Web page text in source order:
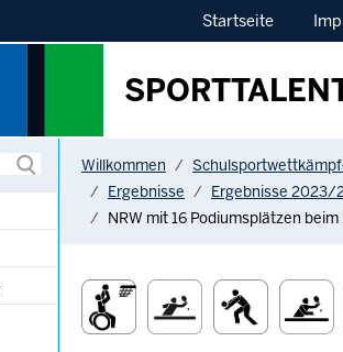
Startseite
Willkommen
Ergebnisse
Ergebnisse 2023/
NRW mit 16 Podiumsplätzen